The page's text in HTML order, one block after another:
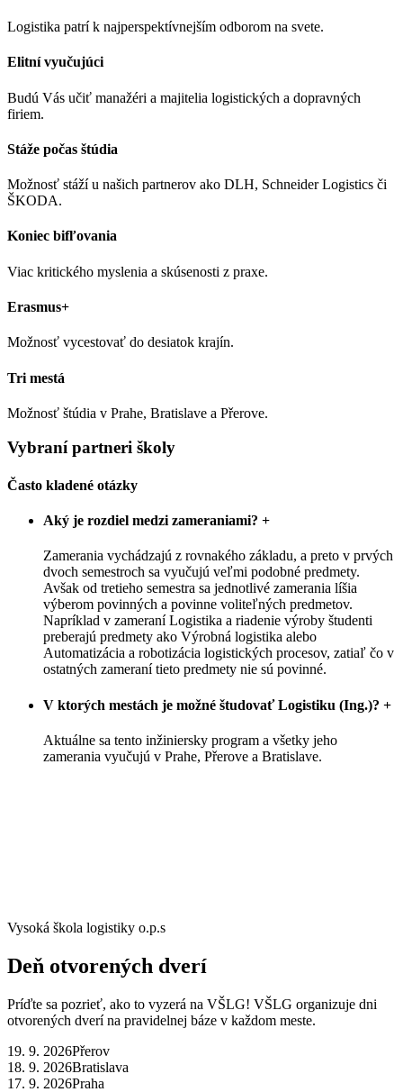
Logistika patrí k najperspektívnejším odborom na svete.
Elitní vyučujúci
Budú Vás učiť manažéri a majitelia logistických a dopravných
firiem.
Stáže počas štúdia
Možnosť stáží u našich partnerov ako DLH, Schneider Logistics či
ŠKODA.
Koniec bifľovania
Viac kritického myslenia a skúsenosti z praxe.
Erasmus+
Možnosť vycestovať do desiatok krajín.
Tri mestá
Možnosť štúdia v Prahe, Bratislave a Přerove.
Vybraní partneri školy
Často kladené otázky
Aký je rozdiel medzi zameraniami? +
Zamerania vychádzajú z rovnakého základu, a preto v prvých
dvoch semestroch sa vyučujú veľmi podobné predmety.
Avšak od tretieho semestra sa jednotlivé zamerania líšia
výberom povinných a povinne voliteľných predmetov.
Napríklad v zameraní Logistika a riadenie výroby študenti
preberajú predmety ako Výrobná logistika alebo
Automatizácia a robotizácia logistických procesov, zatiaľ čo v
ostatných zameraní tieto predmety nie sú povinné.
V ktorých mestách je možné študovať Logistiku (Ing.)? +
Aktuálne sa tento inžiniersky program a všetky jeho
zamerania vyučujú v Prahe, Přerove a Bratislave.
Vysoká škola logistiky o.p.s
Deň otvorených dverí
Príďte sa pozrieť, ako to vyzerá na VŠLG! VŠLG organizuje dni
otvorených dverí na pravidelnej báze v každom meste.
19. 9. 2026Přerov
18. 9. 2026Bratislava
17. 9. 2026Praha